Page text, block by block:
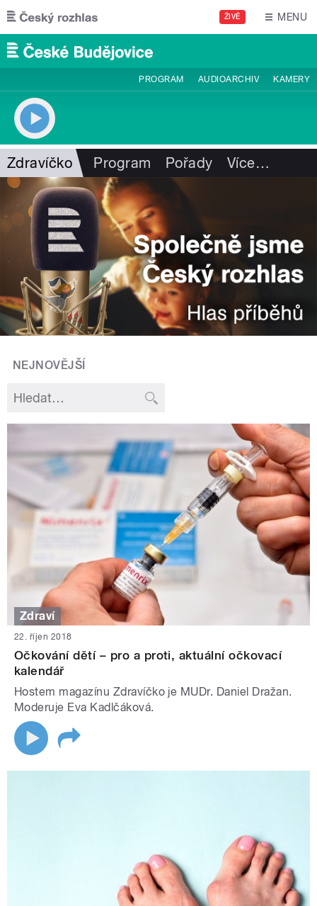
Přejít k hlavnímu obsahu
ŽIVĚ MENU
PROGRAM AUDIOARCHIV KAMERY
Zdravíčko Program Pořady Více…
NEJNOVĚJŠÍ
Zdraví
22. říjen 2018
Očkování dětí – pro a proti, aktuální očkovací
kalendář
Hostem magazínu Zdravíčko je MUDr. Daniel Dražan.
Moderuje Eva Kadlčáková.